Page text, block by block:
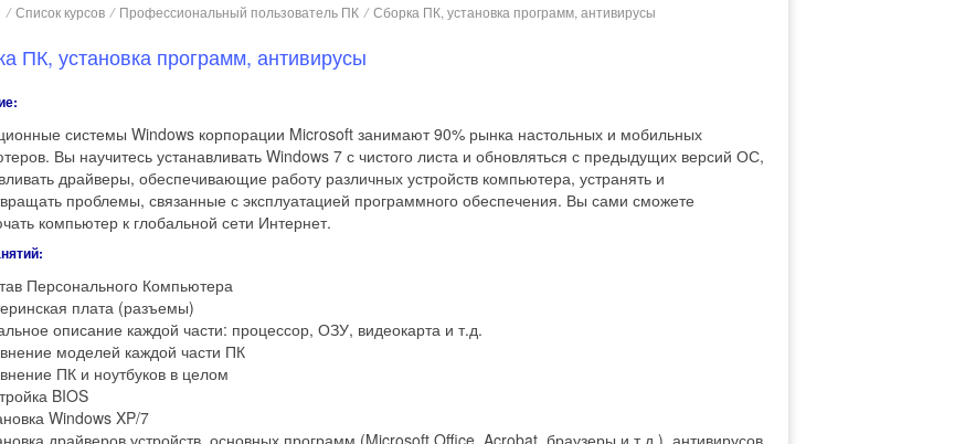
/ Список курсов / Профессиональный пользователь ПК / Сборка ПК, установка программ, антивирусы
ПК, установка программ, антивирусы
системы Windows корпорации Microsoft занимают 90% рынка настольных и мобильных
Вы научитесь устанавливать Windows 7 с чистого листа и обновляться с предыдущих версий ОС,
драйверы, обеспечивающие работу различных устройств компьютера, устранять и
проблемы, связанные с эксплуатацией программного обеспечения. Вы сами сможете
компьютер к глобальной сети Интернет.
Персонального Компьютера
плата (разъемы)
описание каждой части: процессор, ОЗУ, видеокарта и т.д.
моделей каждой части ПК
ПК и ноутбуков в целом
BIOS
Windows XP/7
драйверов устройств, основных программ (Microsoft Office, Acrobat, браузеры и т.д.), антивирусов